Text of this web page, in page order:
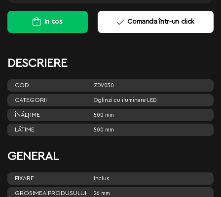
In cos Comanda într-un click
DESCRIERE
COD ZDV030
CATEGORII Oglinzi cu iluminare LED
ÎNĂLŢIME 500 mm
LĂŢIME 500 mm
GENERAL
FIXARE Inclus
GROSIMEA PRODUSULUI 26 mm